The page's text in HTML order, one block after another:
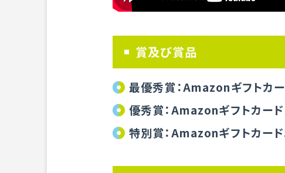
賞及び賞品
最優秀賞：Amazonギフトカ
優秀賞：Amazonギフトカード
特別賞：Amazonギフトカー